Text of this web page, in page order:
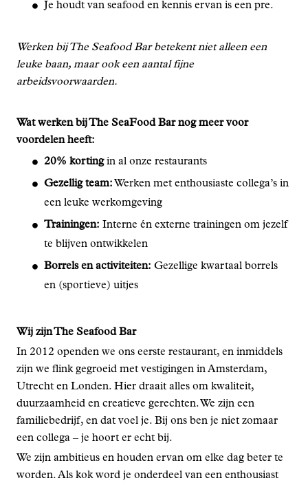
Je houdt van seafood en kennis ervan is een pre.
Werken bij The Seafood Bar betekent niet alleen een
leuke baan, maar ook een aantal fijne
arbeidsvoorwaarden.
Wat werken bij The SeaFood Bar nog meer voor
voordelen heeft:
20% kortingin al onze restaurants
Gezellig team: Werken met enthousiaste collega’s in
een leuke werkomgeving
Trainingen: Interne én externe trainingen om jezelf
te blijven ontwikkelen
Borrels en activiteiten: Gezellige kwartaal borrels
en (sportieve) uitjes
Wij zijn The Seafood Bar
In 2012 openden we ons eerste restaurant, en inmiddels
zijn we flink gegroeid met vestigingen in Amsterdam,
Utrecht en Londen. Hier draait alles om kwaliteit,
duurzaamheid en creatieve gerechten. We zijn een
familiebedrijf, en dat voel je. Bij ons ben je niet zomaar
een collega – je hoort er echt bij.
We zijn ambitieus en houden ervan om elke dag beter te
worden. Als kok word je onderdeel van een enthousiast